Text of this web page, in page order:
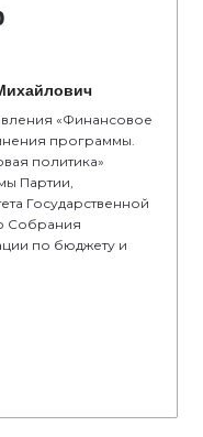
«Финансовое
программы.
политика»
Партии,
Государственной
Собрания
по бюджету и